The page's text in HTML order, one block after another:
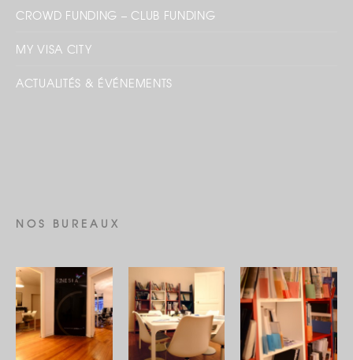
CROWD FUNDING – CLUB FUNDING
MY VISA CITY
ACTUALITÉS & ÉVÉNEMENTS
NOS BUREAUX